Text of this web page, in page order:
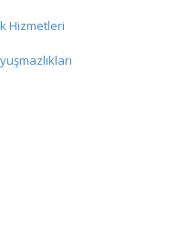
Hizmetleri